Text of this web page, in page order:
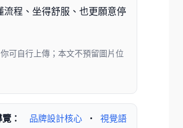
流程、坐得舒服、也更願意停
你可自行上傳；本文不預留圖片位
： 品牌設計核心 ・
視覺語